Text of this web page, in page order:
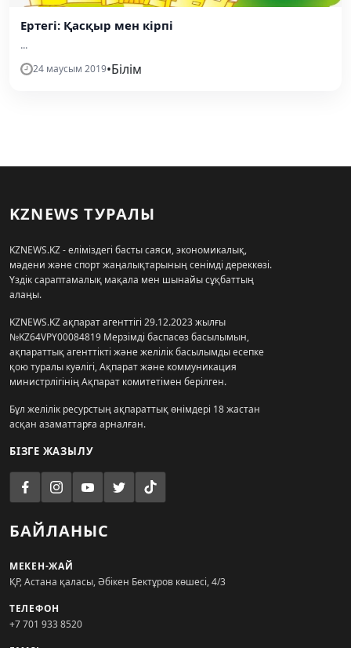
Ертегі: Қасқыр мен кірпі
...
24 маусым 2019•Білім
KZNEWS ТУРАЛЫ
KZNEWS.KZ - еліміздегі басты саяси, экономикалық,
мәдени және спорт жаңалықтарының сенімді дереккөзі.
Үздік сараптамалық мақала мен шынайы сұқбаттың
алаңы.
KZNEWS.KZ ақпарат агенттігі 29.12.2023 жылғы
№KZ64VPY00084819 Мерзімді баспасөз басылымын,
ақпараттық агенттікті және желілік басылымды есепке
қою туралы куәлігі, Ақпарат және коммуникация
министрлігінің Ақпарат комитетімен берілген.
Бұл желілік ресурстың ақпараттық өнімдері 18 жастан
асқан азаматтарға арналған.
БІЗГЕ ЖАЗЫЛУ
БАЙЛАНЫС
МЕКЕН-ЖАЙ
ҚР, Астана қаласы, Әбікен Бектұров көшесі, 4/3
ТЕЛЕФОН
+7 701 933 8520